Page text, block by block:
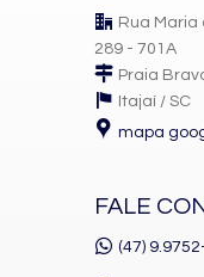
Rua Maria
289 - 701A
Praia
Itajaí / SC
mapa
FALE
(47)